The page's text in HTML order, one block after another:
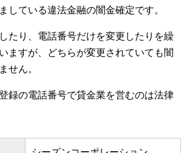
している違法金融の闇金確定です。
たり、電話番号だけを変更したりを繰
ますが、どちらが変更されていても闇
せん。
録の電話番号で貸金業を営むのは法律